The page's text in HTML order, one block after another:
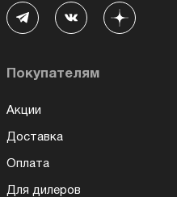
Покупателям
Акции
Доставка
Оплата
Для дилеров